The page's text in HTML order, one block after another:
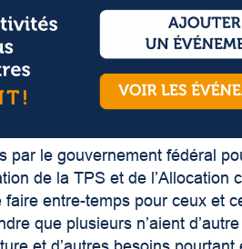
par le gouvernement fédéral
de la TPS et de
faire entre-temps pour ceux et
que plusieurs n’aient